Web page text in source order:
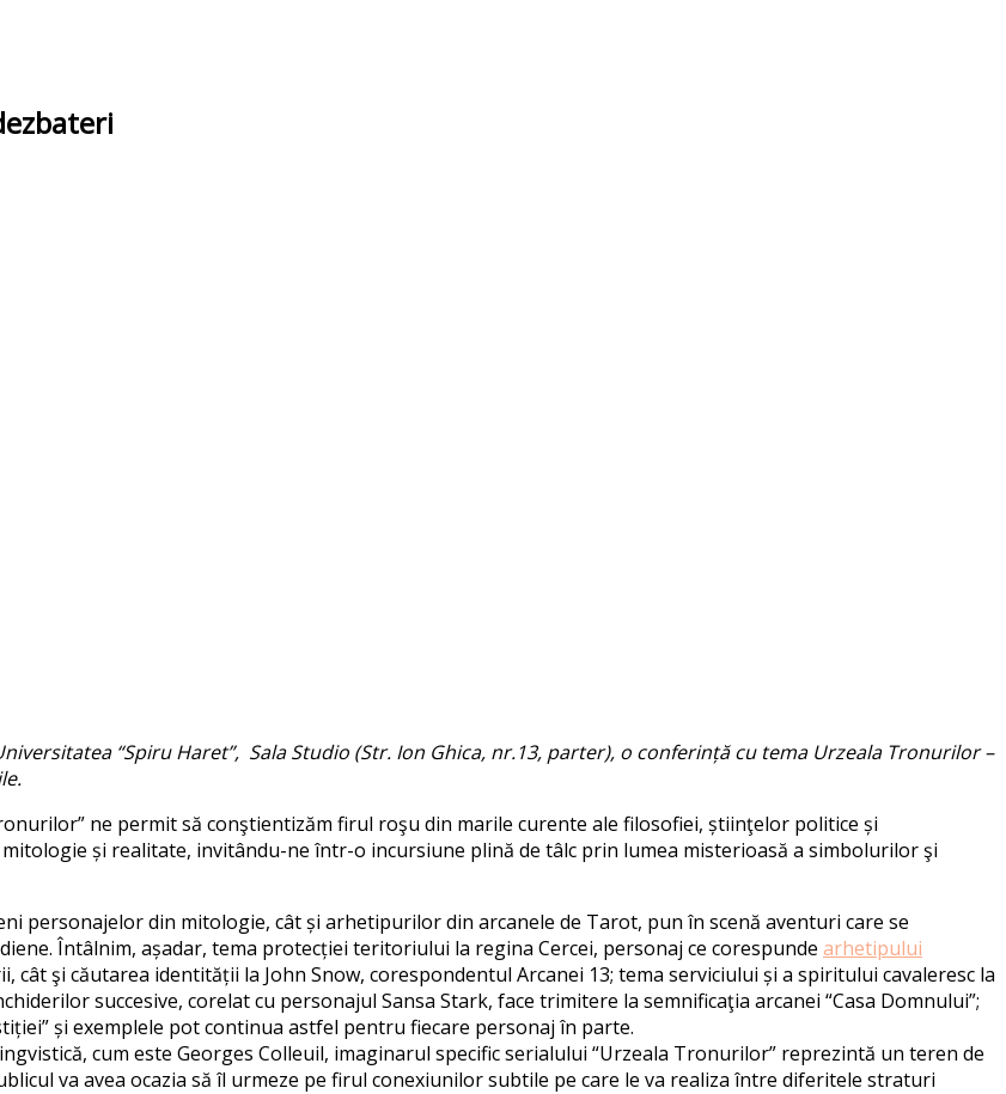
“Spiru Haret”, Sala Studio (Str. Ion Ghica, nr.13, parter), o conferință cu tema Urzeala Tronurilor –
ne permit să conştientizăm firul roşu din marile curente ale filosofiei, știinţelor politice și
și realitate, invitându-ne într-o incursiune plină de tâlc prin lumea misterioasă a simbolurilor şi
personajelor din mitologie, cât și arhetipurilor din arcanele de Tarot, pun în scenă aventuri care se
Întâlnim, așadar, tema protecției teritoriului la regina Cercei, personaj ce corespunde arhetipului
şi căutarea identității la John Snow, corespondentul Arcanei 13; tema serviciului și a spiritului cavaleresc la
succesive, corelat cu personajul Sansa Stark, face trimitere la semnificaţia arcanei “Casa Domnului”;
și exemplele pot continua astfel pentru fiecare personaj în parte.
cum este Georges Colleuil, imaginarul specific serialului “Urzeala Tronurilor” reprezintă un teren de
va avea ocazia să îl urmeze pe firul conexiunilor subtile pe care le va realiza între diferitele straturi